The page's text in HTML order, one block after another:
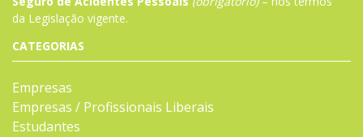
da Legislação vigente.
CATEGORIAS
Empresas
Empresas / Profissionais Liberais
Estudantes